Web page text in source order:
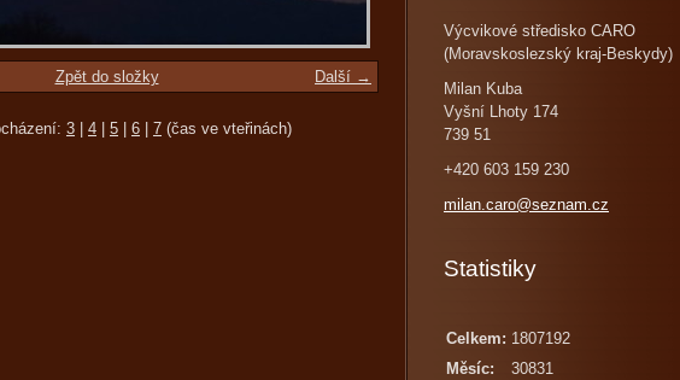
Další →
Zpět do složky
3 4 5 6 7 (čas ve vteřinách)
Výcvikové středisko CARO
(Moravskoslezský kraj-Beskydy)
Milan Kuba
Vyšní Lhoty 174
739 51
+420 603 159 230
milan.caro@seznam.cz
Statistiky
Celkem: 1807192
Měsíc:
30831